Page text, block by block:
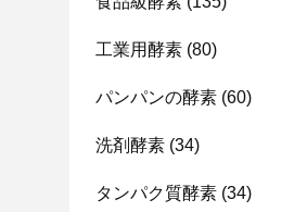
工業用酵素 (80)
パンパンの酵素 (60)
洗剤酵素 (34)
タンパク質酵素 (34)